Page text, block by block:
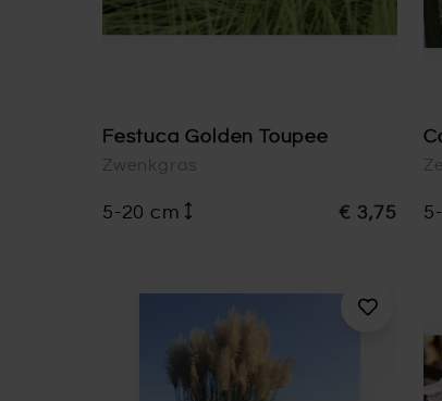
Festuca Golden Toupee
Zwenkgras
5-20 cm € 3,75